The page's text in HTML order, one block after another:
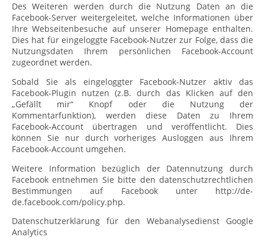
Des Weiteren werden durch die Nutzung Daten an die
Facebook-Server weitergeleitet, welche Informationen über
Ihre Webseitenbesuche auf unserer Homepage enthalten.
Dies hat für eingeloggte Facebook-Nutzer zur Folge, dass die
Nutzungsdaten Ihrem persönlichen Facebook-Account
zugeordnet werden.
Sobald Sie als eingeloggter Facebook-Nutzer aktiv das
Facebook-Plugin nutzen (z.B. durch das Klicken auf den
„Gefällt mir“ Knopf oder die Nutzung der
Kommentarfunktion), werden diese Daten zu Ihrem
Facebook-Account übertragen und veröffentlicht. Dies
können Sie nur durch vorheriges Ausloggen aus Ihrem
Facebook-Account umgehen.
Weitere Information bezüglich der Datennutzung durch
Facebook entnehmen Sie bitte den datenschutzrechtlichen
Bestimmungen auf Facebook unter http://de-
de.facebook.com/policy.php.
Datenschutzerklärung für den Webanalysedienst Google
Analytics